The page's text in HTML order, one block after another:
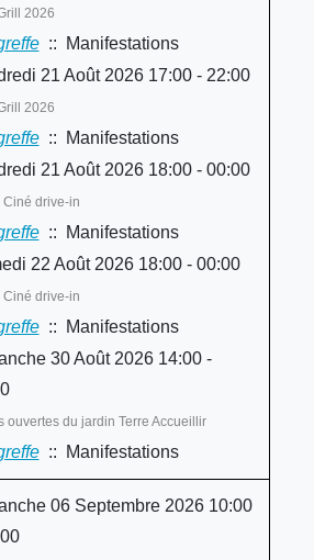
2026
:: Manifestations
21 Août 2026 17:00 - 22:00
2026
:: Manifestations
21 Août 2026 18:00 - 00:00
Ciné drive-in
:: Manifestations
22 Août 2026 18:00 - 00:00
Ciné drive-in
:: Manifestations
30 Août 2026 14:00 -
ouvertes du jardin Terre Accueillir
:: Manifestations
06 Septembre 2026 10:00